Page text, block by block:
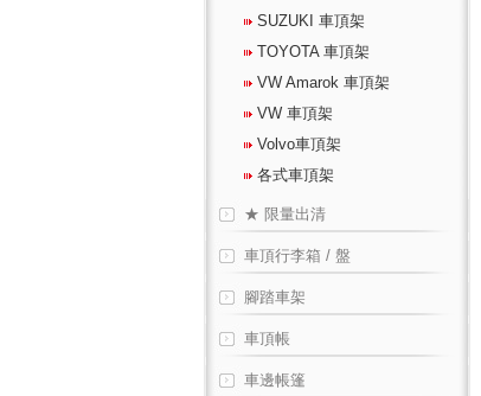
SUZUKI 車頂架
TOYOTA 車頂架
VW Amarok 車頂架
VW 車頂架
Volvo車頂架
各式車頂架
★ 限量出清
車頂行李箱 / 盤
腳踏車架
車頂帳
車邊帳篷